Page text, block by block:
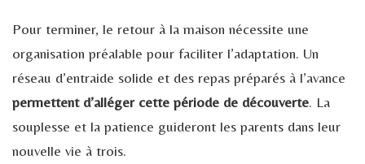
Pour terminer, le retour à la maison nécessite une
organisation préalable pour faciliter l’adaptation. Un
réseau d’entraide solide et des repas préparés à l’avance
permettent d’alléger cette période de découverte. La
souplesse et la patience guideront les parents dans leur
nouvelle vie à trois.